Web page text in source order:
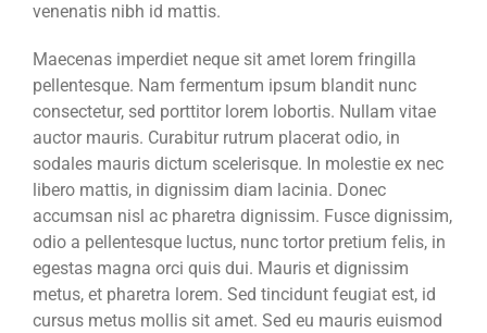
venenatis nibh id mattis.
Maecenas imperdiet neque sit amet lorem fringilla
pellentesque. Nam fermentum ipsum blandit nunc
consectetur, sed porttitor lorem lobortis. Nullam vitae
auctor mauris. Curabitur rutrum placerat odio, in
sodales mauris dictum scelerisque. In molestie ex nec
libero mattis, in dignissim diam lacinia. Donec
accumsan nisl ac pharetra dignissim. Fusce dignissim,
odio a pellentesque luctus, nunc tortor pretium felis, in
egestas magna orci quis dui. Mauris et dignissim
metus, et pharetra lorem. Sed tincidunt feugiat est, id
cursus metus mollis sit amet. Sed eu mauris euismod